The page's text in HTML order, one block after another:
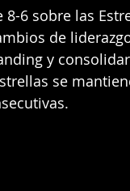
6 sobre las
de
y
se